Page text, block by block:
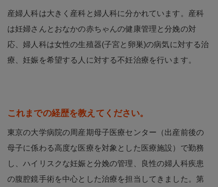
産婦人科は大きく産科と婦人科に分かれています。産科
は妊婦さんとおなかの赤ちゃんの健康管理と分娩の対
応、婦人科は女性の生殖器(子宮と卵巣)の病気に対する治
療、妊娠を希望する人に対する不妊治療を行います。
これまでの経歴を教えてください。
東京の大学病院の周産期母子医療センター（出産前後の
母子に係わる高度な医療を対象とした医療施設）で勤務
し、ハイリスクな妊娠と分娩の管理、良性の婦人科疾患
の腹腔鏡手術を中心とした治療を担当してきました。第